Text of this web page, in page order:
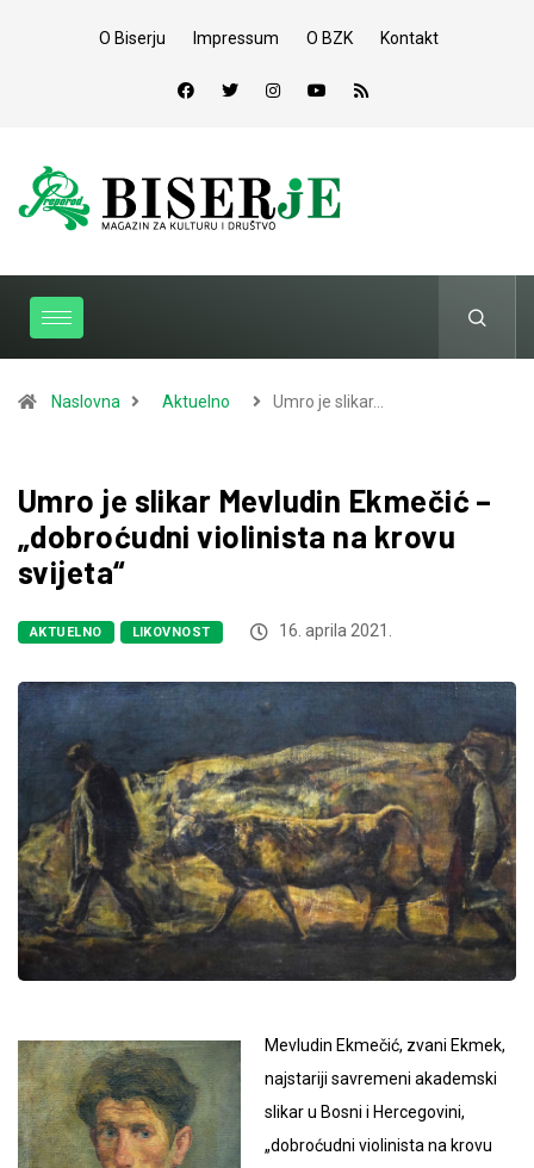
O Biserju Impressum O BZK Kontakt
Naslovna Aktuelno Umro je slikar…
Umro je slikar Mevludin Ekmečić –
„dobroćudni violinista na krovu
svijeta“
AKTUELNO LIKOVNOST 16. aprila 2021.
Mevludin Ekmečić, zvani Ekmek,
najstariji savremeni akademski
slikar u Bosni i Hercegovini,
„dobroćudni violinista na krovu